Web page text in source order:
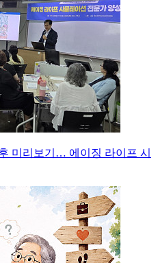
미리보기… 에이징 라이프 시